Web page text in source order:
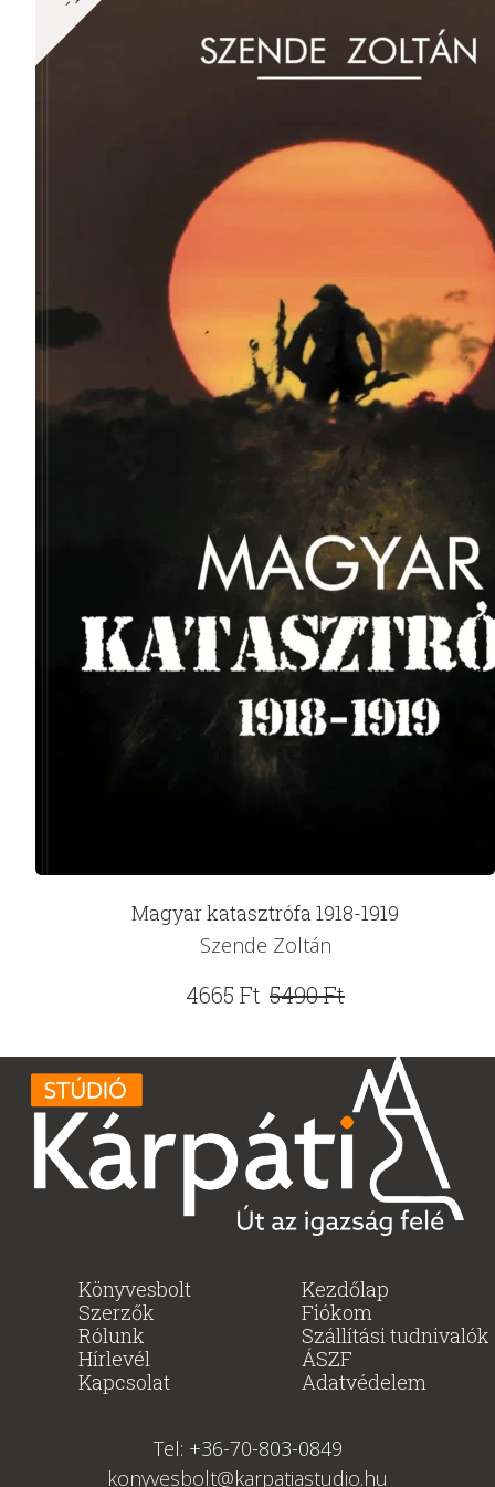
Magyar katasztrófa 1918-1919
Szende Zoltán
5490Ft
Original
was:
4665 Ft
Current
is:
Könyvesbolt
Szerzők
Rólunk
Hírlevél
Kapcsolat
Kezdőlap
Fiókom
Szállítási tudnivalók
ÁSZF
Adatvédelem
Tel: +36-70-803-0849
konyvesbolt@karpatiastudio.hu